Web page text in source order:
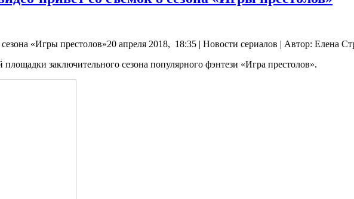
«Игры престолов»20 апреля 2018, 18:35 | Новости сериалов | Автор: Елена
заключительного сезона популярного фэнтези «Игра престолов».